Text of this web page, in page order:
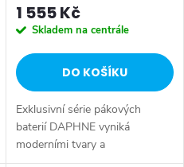
1 555 Kč
Skladem na centrále
DO KOŠÍKU
Exklusivní série pákových
baterií DAPHNE vyniká
moderními tvary a
minimalistickým designem.